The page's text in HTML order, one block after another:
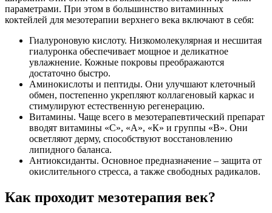
параметрами. При этом в большинство витаминных
коктейлей для мезотерапии верхнего века включают в себя:
Гиалуроновую кислоту. Низкомолекулярная и несшитая
гиалуронка обеспечивает мощное и деликатное
увлажнение. Кожные покровы преображаются
достаточно быстро.
Аминокислоты и пептиды. Они улучшают клеточный
обмен, постепенно укрепляют коллагеновый каркас и
стимулируют естественную регенерацию.
Витамины. Чаще всего в мезотерапевтический препарат
вводят витамины «С», «А», «К» и группы «В». Они
осветляют дерму, способствуют восстановлению
липидного баланса.
Антиоксиданты. Основное предназначение – защита от
окислительного стресса, а также свободных радикалов.
Как проходит мезотерапия век?